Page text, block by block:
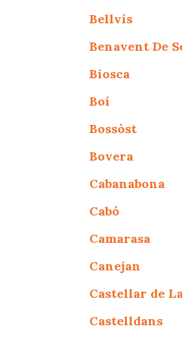
Bellvís
Benavent De
Biosca
Boí
Bossòst
Bovera
Cabanabona
Cabó
Camarasa
Canejan
Castellar de
Castelldans